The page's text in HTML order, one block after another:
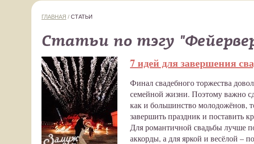
ГЛАВНАЯ / СТАТЬИ
Статьи по тэгу
7 идей для завершения
Финал свадебного торжества
семейной жизни. Поэтому важно
как и большинство молодожёнов,
завершить праздник и поставить
Для романтичной свадьбы лучше
аккорды, а для яркой и весёлой –